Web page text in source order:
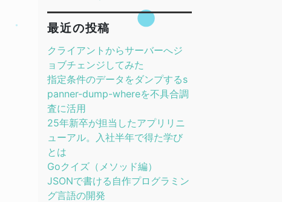
最近の投稿
クライアントからサーバーへジ
ョブチェンジしてみた
指定条件のデータをダンプするs
panner-dump-whereを不具合調
査に活用
25年新卒が担当したアプリリニ
ューアル。入社半年で得た学び
とは
Goクイズ（メソッド編）
JSONで書ける自作プログラミン
グ言語の開発